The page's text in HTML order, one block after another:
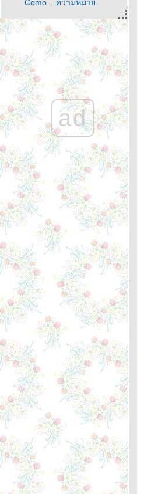
Como ...ความหมา
Denver ... ตะพาบหลัก
กิโลเมตรที่ 363 คำตอบ
สุดท้า
It Comes and It Goes -
Dido ... ความหมา
Make the World Go Away -
Eddy Arnold ... ความหมา
Home - Michael Bublé ...
หลักกิโลเมตรที่ 362 ตัวละคร
ลึกลับ
I Don't Want To Talk About
It - Marit Larsen ... หลัก
กิโลเมตรที่ 361บล็อกแรกที่
เขียน
Help Me Make It Through
the Night - Kris
Kristofferson ... ความหมา
I'm On My Way - Cliff
Richard ... ความหมา
Rose Garden - Lynn
Anderson ... ความหมา
What Difference A Day
Makes - Rod Stewart ...
หลักกิโลเมตรที่ 360 สอง
มาตรฐาน
Reggae Ambassador -
Third World ... ความหมา
The Shadow of Your Smile
- Tony Bennett ... หลัก
กิโลเมตรที่ 359 "รอยยิ้มที่
ไม่มีวันลืม"
You Never Gave Up on Me
- Crystal Gayle ... หลัก
กิโลเมตรที่ 358 เขียนใหม่อีก
ครั้ง
You're Only Lonely - J.D.
Souther ... ตะพาบหลัก
กิโลเมตรที่ 357
After All - Cher and Peter
Cetera ... ตะพาบหลัก
กิโลเมตรที่ 356
ad